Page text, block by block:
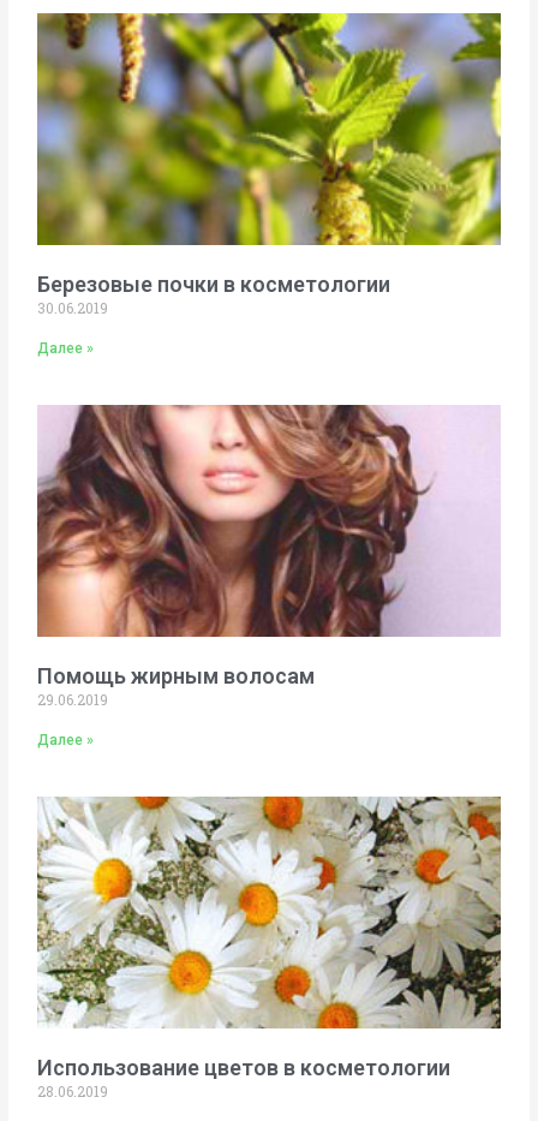
Березовые почки в косметологии
30.06.2019
Далее »
Помощь жирным волосам
29.06.2019
Далее »
Использование цветов в косметологии
28.06.2019